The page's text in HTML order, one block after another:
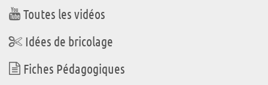
Toutes les vidéos
Idées de bricolage
Fiches Pédagogiques